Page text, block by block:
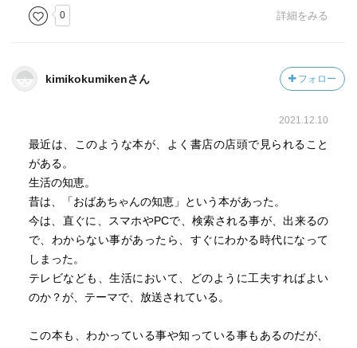
0 詳細をみる
kimikokumikenさん フォロー
2021.12.10
最近は、このような本が、よく書店の店頭で見られること
がある。
生活の知恵。
昔は、「おばあちゃんの知恵」という本があった。
今は、直ぐに、スマホやPCで、検索される事が、出来るの
で、わからない事があったら、すぐにわかる時代になって
しまった。
テレビなども、生活において、どのように工夫すればよい
のか？が、テーマで、放送されている。
この本も、わかっている事や知っている事もあるのだが、